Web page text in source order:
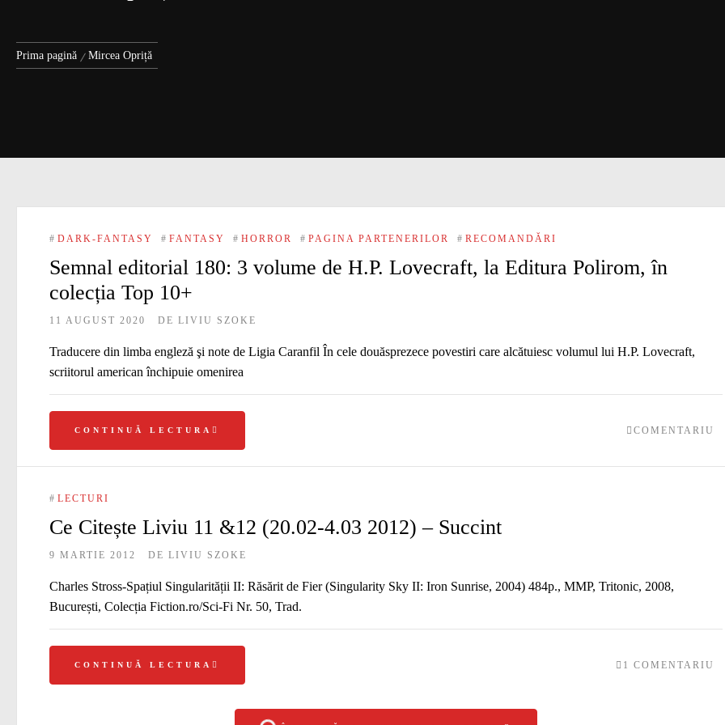
Prima pagină Mircea Opriță
# DARK-FANTASY # FANTASY # HORROR # PAGINA PARTENERILOR # RECOMANDĂRI
Semnal editorial 180: 3 volume de H.P. Lovecraft, la Editura Polirom, în
colecția Top 10+
11 AUGUST 2020 DE LIVIU SZOKE
Traducere din limba engleză şi note de Ligia Caranfil În cele douăsprezece povestiri care alcătuiesc volumul lui H.P. Lovecraft,
scriitorul american închipuie omenirea
CONTINUĂ LECTURA COMENTARIU
# LECTURI
Ce Citește Liviu 11 &12 (20.02-4.03 2012) – Succint
9 MARTIE 2012 DE LIVIU SZOKE
Charles Stross-Spațiul Singularității II: Răsărit de Fier (Singularity Sky II: Iron Sunrise, 2004) 484p., MMP, Tritonic, 2008,
București, Colecția Fiction.ro/Sci-Fi Nr. 50, Trad.
CONTINUĂ LECTURA 1 COMENTARIU